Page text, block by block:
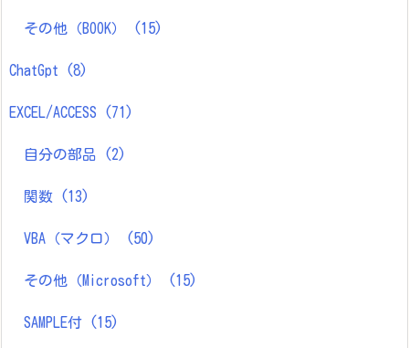
その他（BOOK） (15)
ChatGpt (8)
EXCEL/ACCESS (71)
自分の部品 (2)
関数 (13)
VBA（マクロ） (50)
その他（Microsoft） (15)
SAMPLE付 (15)